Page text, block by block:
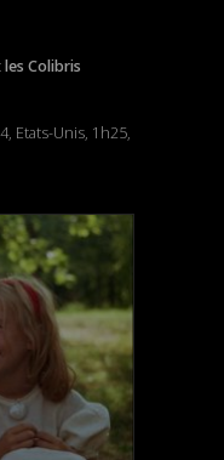
les Colibris
Etats-Unis, 1h25,